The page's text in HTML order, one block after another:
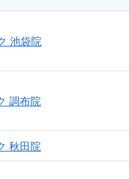
池袋院
調布院
秋田院